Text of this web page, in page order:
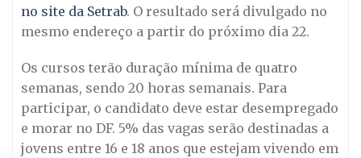
no site da Setrab. O resultado será divulgado no
mesmo endereço a partir do próximo dia 22.
Os cursos terão duração mínima de quatro
semanas, sendo 20 horas semanais. Para
participar, o candidato deve estar desempregado
e morar no DF. 5% das vagas serão destinadas a
jovens entre 16 e 18 anos que estejam vivendo em